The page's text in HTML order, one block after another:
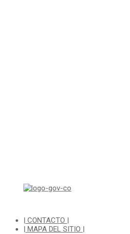
| CONTACTO |
| MAPA DEL SITIO |